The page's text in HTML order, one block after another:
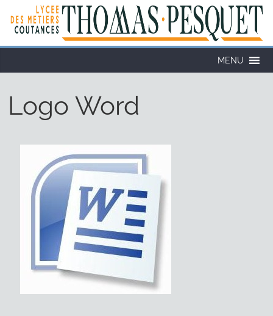
MENU
Logo Word